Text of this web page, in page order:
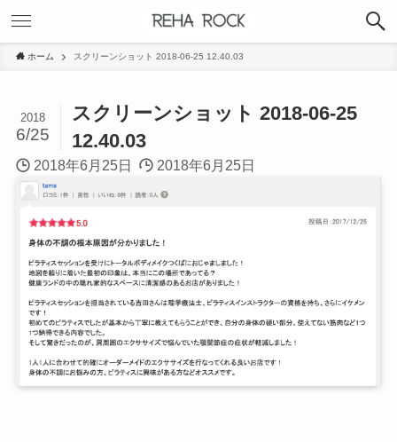
ホーム スクリーンショット 2018-06-25 12.40.03
スクリーンショット 2018-06-25
12.40.03
2018
6/25
2018年6月25日 2018年6月25日